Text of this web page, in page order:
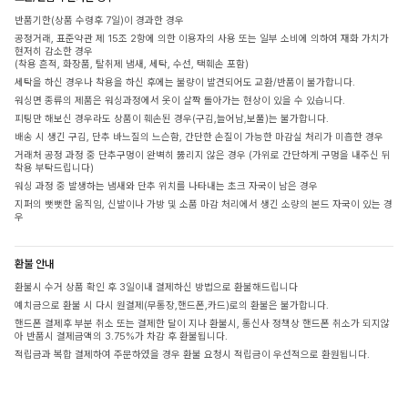
반품기한(상품 수령후 7일)이 경과한 경우
공정거래, 표준약관 제 15조 2항에 의한 이용자의 사용 또는 일부 소비에 의하여 재화 가치가
현저히 감소한 경우
(착용 흔적, 화장품, 탈취제 냄새, 세탁, 수선, 택훼손 포함)
세탁을 하신 경우나 착용을 하신 후에는 불량이 발견되어도 교환/반품이 불가합니다.
워싱면 종류의 제품은 워싱과정에서 옷이 살짝 돌아가는 현상이 있을 수 있습니다.
피팅만 해보신 경우라도 상품이 훼손된 경우(구김,늘어남,보풀)는 불가합니다.
배송 시 생긴 구김, 단추 바느질의 느슨함, 간단한 손질이 가능한 마감실 처리가 미흡한 경우
거래처 공정 과정 중 단추구멍이 완벽히 뚫리지 않은 경우 (가위로 간단하게 구멍을 내주신 뒤
착용 부탁드립니다)
워싱 과정 중 발생하는 냄새와 단추 위치를 나타내는 초크 자국이 남은 경우
지퍼의 뻣뻣한 움직임, 신발이나 가방 및 소품 마감 처리에서 생긴 소량의 본드 자국이 있는 경
우
환불 안내
환불시 수거 상품 확인 후 3일이내 결제하신 방법으로 환불해드립니다
예치금으로 환불 시 다시 원결제(무통장,핸드폰,카드)로의 환불은 불가합니다.
핸드폰 결제후 부분 취소 또는 결제한 달이 지나 환불시, 통신사 정책상 핸드폰 취소가 되지않
아 반품시 결제금액의 3.75%가 차감 후 환불됩니다.
적립금과 복합 결제하여 주문하였을 경우 환불 요청시 적립금이 우선적으로 환원됩니다.